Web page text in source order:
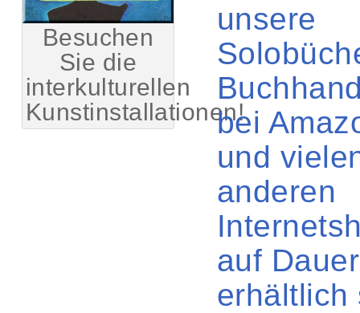
Besuchen
Sie die
interkulturellen
Kunstinstallationen!
unsere
bei
und
anderen
auf Dauer
erhältlich